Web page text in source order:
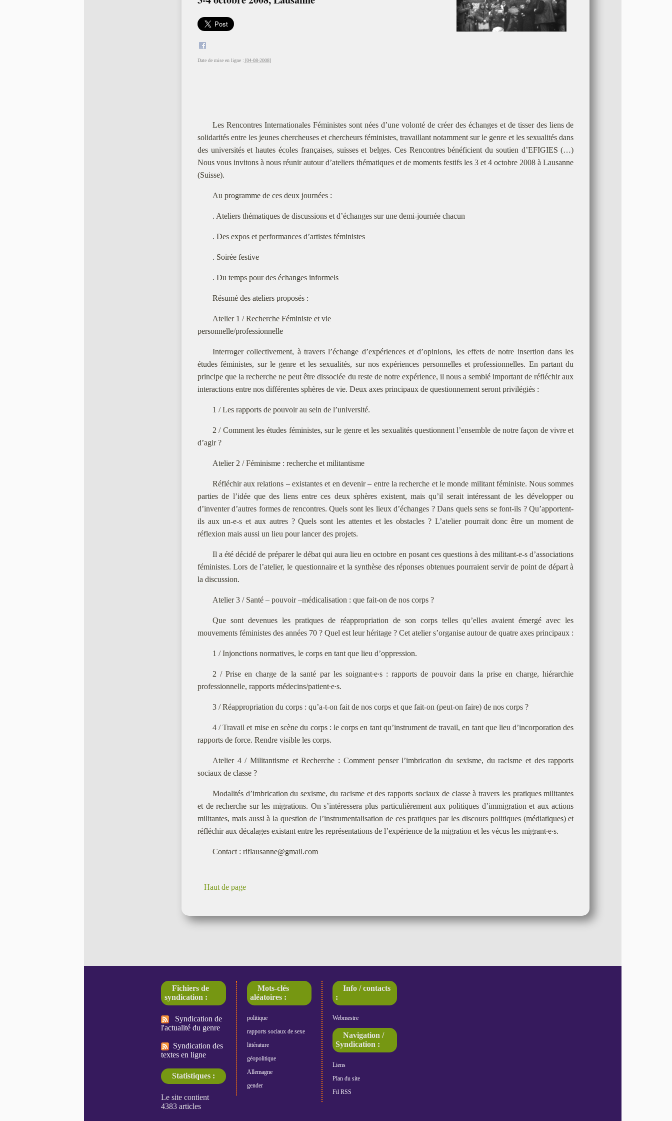
Date de mise en ligne : [04-08-2008]
Les Rencontres Internationales Féministes sont nées d’une volonté de créer des échanges et de tisser des liens de
solidarités entre les jeunes chercheuses et chercheurs féministes, travaillant notamment sur le genre et les sexualités dans
des universités et hautes écoles françaises, suisses et belges. Ces Rencontres bénéficient du soutien d’EFIGIES (…)
Nous vous invitons à nous réunir autour d’ateliers thématiques et de moments festifs les 3 et 4 octobre 2008 à Lausanne
(Suisse).
Au programme de ces deux journées :
. Ateliers thématiques de discussions et d’échanges sur une demi-journée chacun
. Des expos et performances d’artistes féministes
. Soirée festive
. Du temps pour des échanges informels
Résumé des ateliers proposés :
Atelier 1 / Recherche Féministe et vie
personnelle/professionnelle
Interroger collectivement, à travers l’échange d’expériences et d’opinions, les effets de notre insertion dans les
études féministes, sur le genre et les sexualités, sur nos expériences personnelles et professionnelles. En partant du
principe que la recherche ne peut être dissociée du reste de notre expérience, il nous a semblé important de réfléchir aux
interactions entre nos différentes sphères de vie. Deux axes principaux de questionnement seront privilégiés :
1 / Les rapports de pouvoir au sein de l’université.
2 / Comment les études féministes, sur le genre et les sexualités questionnent l’ensemble de notre façon de vivre et
d’agir ?
Atelier 2 / Féminisme : recherche et militantisme
Réfléchir aux relations – existantes et en devenir – entre la recherche et le monde militant féministe. Nous sommes
parties de l’idée que des liens entre ces deux sphères existent, mais qu’il serait intéressant de les développer ou
d’inventer d’autres formes de rencontres. Quels sont les lieux d’échanges ? Dans quels sens se font-ils ? Qu’apportent-
ils aux un-e-s et aux autres ? Quels sont les attentes et les obstacles ? L’atelier pourrait donc être un moment de
réflexion mais aussi un lieu pour lancer des projets.
Il a été décidé de préparer le débat qui aura lieu en octobre en posant ces questions à des militant-e-s d’associations
féministes. Lors de l’atelier, le questionnaire et la synthèse des réponses obtenues pourraient servir de point de départ à
la discussion.
Atelier 3 / Santé – pouvoir –médicalisation : que fait-on de nos corps ?
Que sont devenues les pratiques de réappropriation de son corps telles qu’elles avaient émergé avec les
mouvements féministes des années 70 ? Quel est leur héritage ? Cet atelier s’organise autour de quatre axes principaux :
1 / Injonctions normatives, le corps en tant que lieu d’oppression.
2 / Prise en charge de la santé par les soignant·e·s : rapports de pouvoir dans la prise en charge, hiérarchie
professionnelle, rapports médecins/patient·e·s.
3 / Réappropriation du corps : qu’a-t-on fait de nos corps et que fait-on (peut-on faire) de nos corps ?
4 / Travail et mise en scène du corps : le corps en tant qu’instrument de travail, en tant que lieu d’incorporation des
rapports de force. Rendre visible les corps.
Atelier 4 / Militantisme et Recherche : Comment penser l’imbrication du sexisme, du racisme et des rapports
sociaux de classe ?
Modalités d’imbrication du sexisme, du racisme et des rapports sociaux de classe à travers les pratiques militantes
et de recherche sur les migrations. On s’intéressera plus particulièrement aux politiques d’immigration et aux actions
militantes, mais aussi à la question de l’instrumentalisation de ces pratiques par les discours politiques (médiatiques) et
réfléchir aux décalages existant entre les représentations de l’expérience de la migration et les vécus les migrant·e·s.
Contact : riflausanne@gmail.com
Haut de page
Fichiers de
syndication :
Syndication de
l'actualité du genre
Syndication des
textes en ligne
Statistiques :
Mots-clés
aléatoires :
politique
rapports sociaux de sexe
littérature
géopolitique
Allemagne
gender
Info / contacts
:
Webmestre
Navigation /
Syndication :
Liens
Plan du site
Fil RSS